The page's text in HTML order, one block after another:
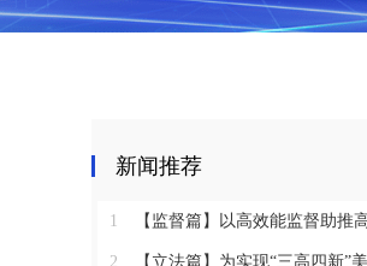
新闻推荐
1 【监督篇】以高效能监督助推
2 【立法篇】为实现“三高四新”美好蓝图提